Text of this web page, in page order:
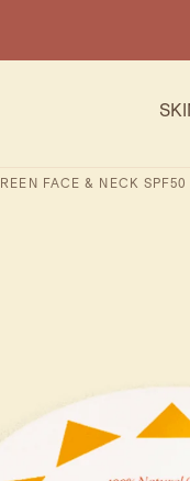
FACE & NECK SPF50